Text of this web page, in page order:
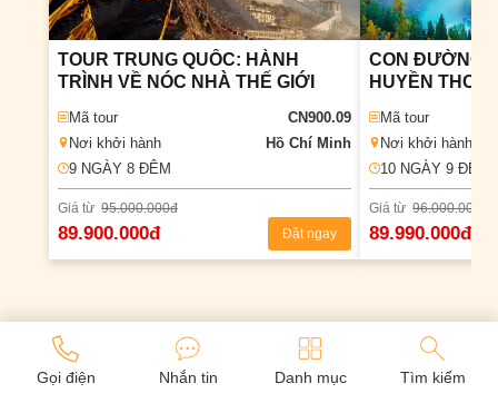
TOUR TRUNG QUỐC: HÀNH
TRÌNH VỀ NÓC NHÀ THẾ GIỚI
Mã tour
CN900.09
Nơi khởi hành
Hồ Chí Minh
9 NGÀY 8 ÐÊM
Giá từ 95.000.000đ
89.900.000đ Đặt ngay
CON ĐƯỜNG TƠ
HUYỀN
Mã tour
Nơi khởi hành
10 NGÀY 9 ÐÊM
Giá từ 96.000.000đ
89.990.000đ
BÀI VIẾT LIÊN QUAN
Gọi điện Nhắn tin Danh mục Tìm kiếm